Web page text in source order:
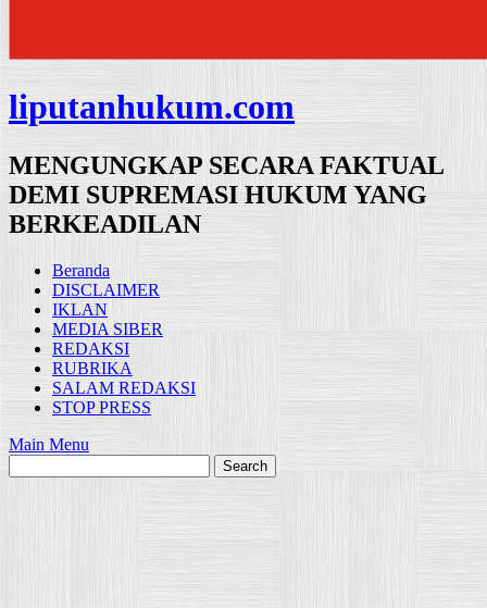
liputanhukum.com
MENGUNGKAP SECARA FAKTUAL
DEMI SUPREMASI HUKUM YANG
BERKEADILAN
Beranda
DISCLAIMER
IKLAN
MEDIA SIBER
REDAKSI
RUBRIKA
SALAM REDAKSI
STOP PRESS
Main Menu